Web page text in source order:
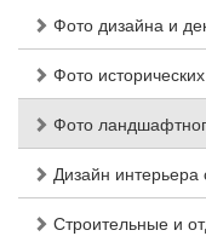
Фото дизайна и
Фото
Фото
Дизайн
Строительные и